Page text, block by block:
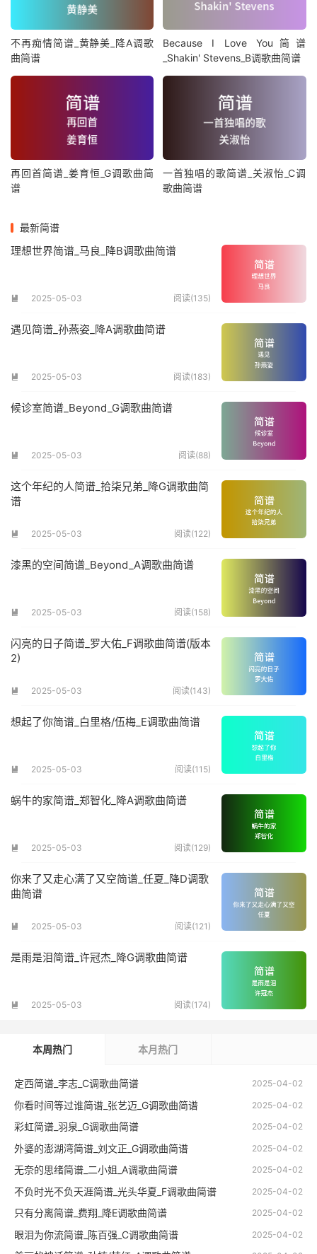
不再痴情简谱_黄静美_降A调歌
曲简谱
Because I Love You简谱
_Shakin' Stevens_B调歌曲简谱
再回首简谱_姜育恒_G调歌曲简
谱
一首独唱的歌简谱_关淑怡_C调
歌曲简谱
最新简谱
理想世界简谱_马良_降B调歌曲简谱
 2025-05-03 阅读(135)
遇见简谱_孙燕姿_降A调歌曲简谱
 2025-05-03 阅读(183)
候诊室简谱_Beyond_G调歌曲简谱
 2025-05-03 阅读(88)
这个年纪的人简谱_拾柒兄弟_降G调歌曲简
谱
 2025-05-03 阅读(122)
漆黑的空间简谱_Beyond_A调歌曲简谱
 2025-05-03 阅读(158)
闪亮的日子简谱_罗大佑_F调歌曲简谱(版本
2)
 2025-05-03 阅读(143)
想起了你简谱_白里格/伍梅_E调歌曲简谱
 2025-05-03 阅读(115)
蜗牛的家简谱_郑智化_降A调歌曲简谱
 2025-05-03 阅读(129)
你来了又走心满了又空简谱_任夏_降D调歌
曲简谱
 2025-05-03 阅读(121)
是雨是泪简谱_许冠杰_降G调歌曲简谱
 2025-05-03 阅读(174)
本周热门 本月热门
2025-04-02
定西简谱_李志_C调歌曲简谱
2025-04-02
你看时间等过谁简谱_张艺迈_G调歌曲简谱
2025-04-02
彩虹简谱_羽泉_G调歌曲简谱
2025-04-02
外婆的澎湖湾简谱_刘文正_G调歌曲简谱
2025-04-02
无奈的思绪简谱_二小姐_A调歌曲简谱
2025-04-02
不负时光不负天涯简谱_光头华夏_F调歌曲简谱
2025-04-02
只有分离简谱_费翔_降E调歌曲简谱
2025-04-02
眼泪为你流简谱_陈百强_C调歌曲简谱